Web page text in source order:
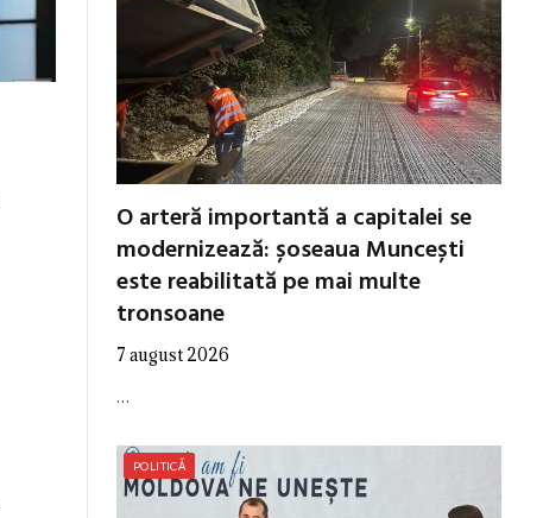
O arteră importantă a capitalei se
modernizează: șoseaua Muncești
este reabilitată pe mai multe
tronsoane
7 august 2026
…
POLITICĂ